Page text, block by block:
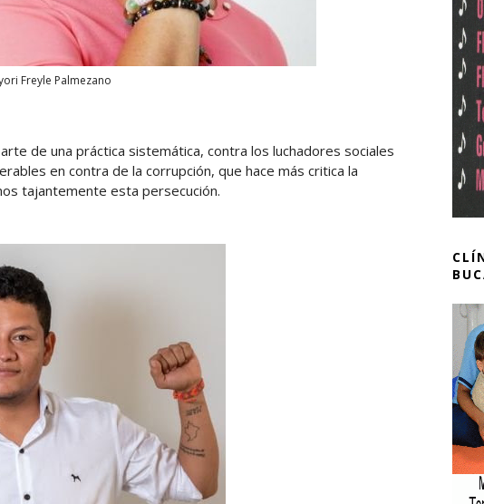
Freyle Palmezano
de una práctica sistemática, contra los luchadores sociales
en contra de la corrupción, que hace más critica la
tajantemente esta persecución.